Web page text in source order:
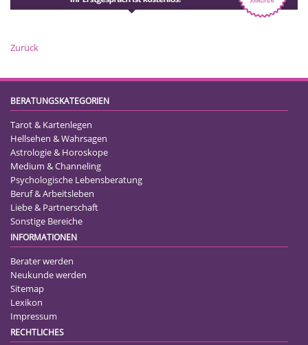
Zurück
BERATUNGSKATEGORIEN
Tarot & Kartenlegen
Hellsehen & Wahrsagen
Astrologie & Horoskope
Medium & Channeling
Psychologische Lebensberatung
Beruf & Arbeitsleben
Liebe & Partnerschaft
Sonstige Bereiche
INFORMATIONEN
Berater werden
Neukunde werden
Sitemap
Lexikon
Impressum
RECHTLICHES